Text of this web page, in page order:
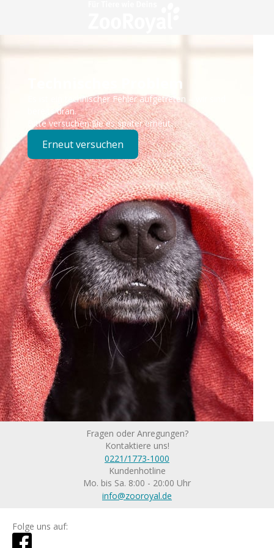
Technisches Problem
Es ist ein technischer Fehler aufgetreten – wir sind
bereits dran.
Bitte versuchen Sie es später erneut.
Erneut versuchen
Fragen oder Anregungen?
Kontaktiere uns!
0221/1773-1000
Kundenhotline
Mo. bis Sa. 8:00 - 20:00 Uhr
info@zooroyal.de
Folge uns auf: